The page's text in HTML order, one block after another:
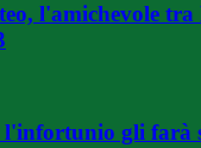
l'amichevole tra
l'infortunio gli farà